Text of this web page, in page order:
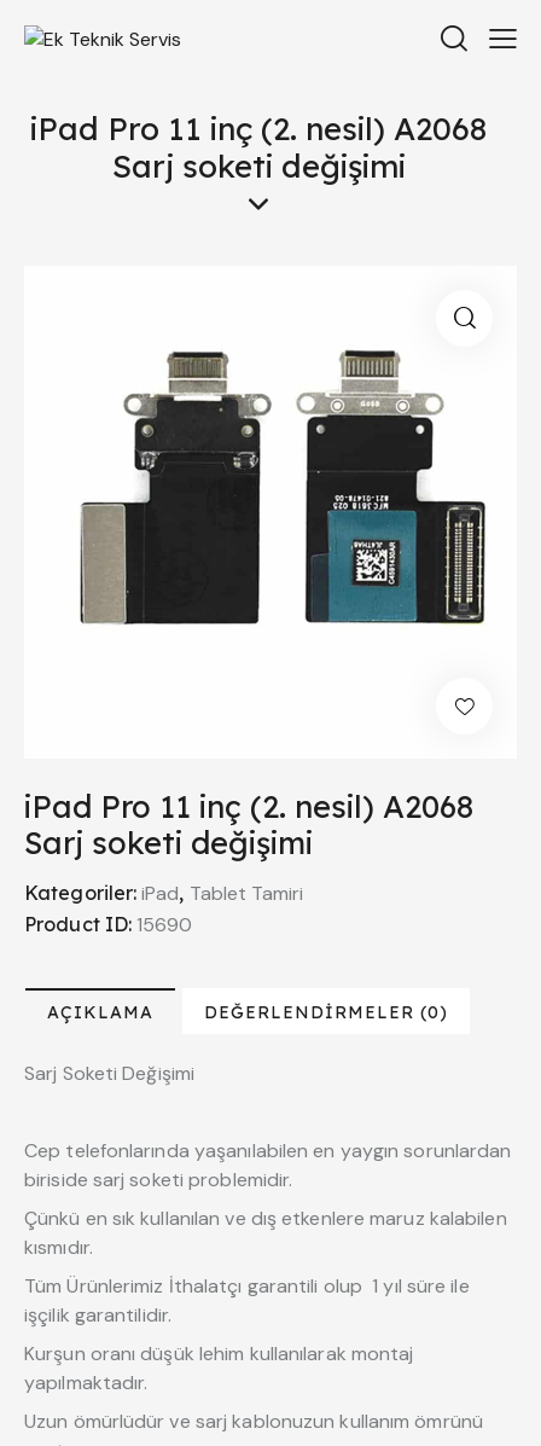
iPad Pro 11 inç (2. nesil) A2068
Sarj soketi değişimi
iPad Pro 11 inç (2. nesil) A2068
Sarj soketi değişimi
Kategoriler:iPad, Tablet Tamiri
Product ID: 15690
AÇIKLAMA DEĞERLENDIRMELER (0)
Sarj Soketi Değişimi
Cep telefonlarında yaşanılabilen en yaygın sorunlardan
biriside sarj soketi problemidir.
Çünkü en sık kullanılan ve dış etkenlere maruz kalabilen
kısmıdır.
Tüm Ürünlerimiz İthalatçı garantili olup 1 yıl süre ile
işçilik garantilidir.
Kurşun oranı düşük lehim kullanılarak montaj
yapılmaktadır.
Uzun ömürlüdür ve sarj kablonuzun kullanım ömrünü